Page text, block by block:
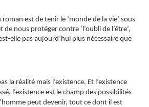
est de tenir le ‘monde de la vie’ sous
nous protéger contre ‘l’oubli de l’être’,
elle pas aujourd’hui plus nécessaire que
la réalité mais l’existence. Et l’existence
l’existence est le champ des possibilités
peut devenir, tout ce dont il est